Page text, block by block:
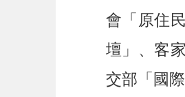
會「原住
壇」、客
交部「國